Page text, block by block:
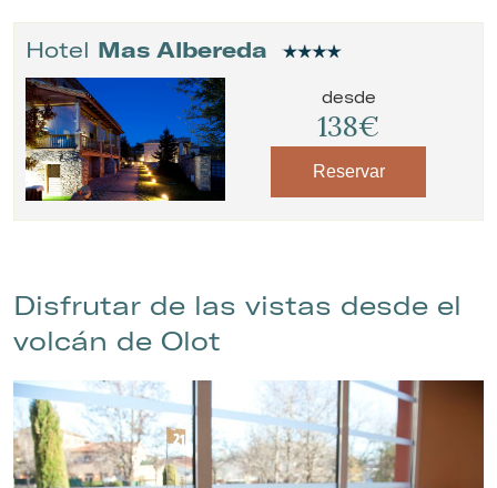
Hotel Mas Albereda
desde
138€
Reservar
Disfrutar de las vistas desde el
volcán de Olot